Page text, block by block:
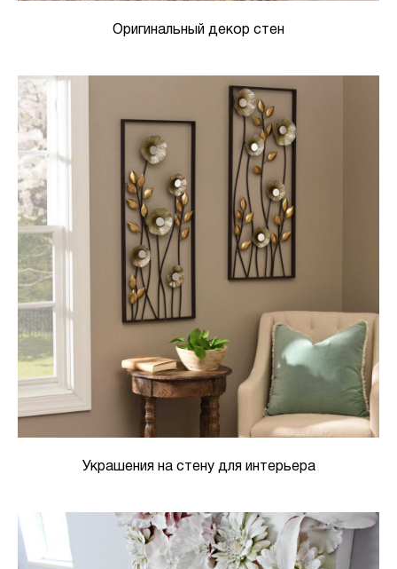
Оригинальный декор стен
Украшения на стену для интерьера